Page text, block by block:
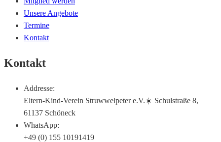
Unsere Angebote
Termine
Kontakt
Kontakt
Addresse:
Eltern-Kind-Verein Struwwelpeter e.V.☀️ Schulstraße 8,
61137 Schöneck
WhatsApp:
+49 (0) 155 10191419